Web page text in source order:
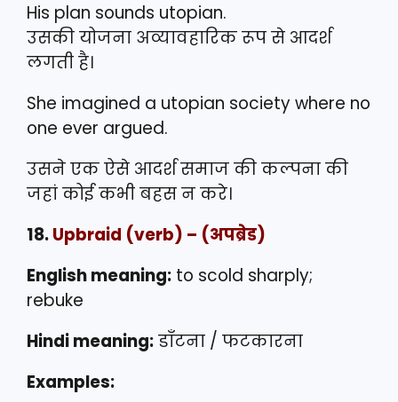
His plan sounds utopian.
उसकी योजना अव्यावहारिक रूप से आदर्श
लगती है।
She imagined a utopian society where no
one ever argued.
उसने एक ऐसे आदर्श समाज की कल्पना की
जहां कोई कभी बहस न करे।
18.Upbraid (verb) – (अपब्रेड)
English meaning: to scold sharply;
rebuke
Hindi meaning:डाँटना / फटकारना
Examples: